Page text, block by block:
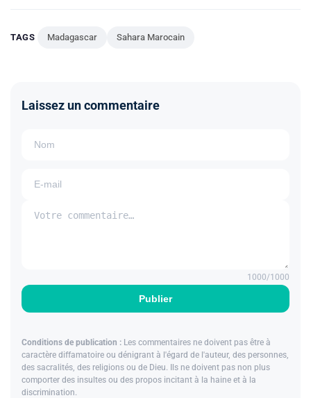
TAGS Madagascar Sahara Marocain
Laissez un commentaire
Publier
1000/1000
Conditions de publication : Les commentaires ne doivent pas être à
caractère diffamatoire ou dénigrant à l'égard de l'auteur, des personnes,
des sacralités, des religions ou de Dieu. Ils ne doivent pas non plus
comporter des insultes ou des propos incitant à la haine et à la
discrimination.